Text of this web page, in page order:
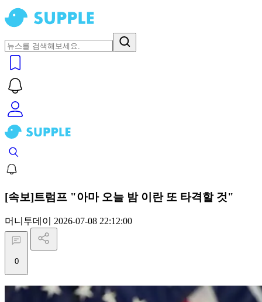
[속보]트럼프 "아마 오늘 밤 이란 또 타격할 것"
머니투데이 2026-07-08 22:12:00
0